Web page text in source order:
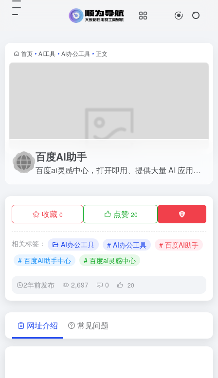
首页 • AI工具 • AI办公工具 • 正文
百度AI助手
百度ai灵感中心，打开即用、提供大量 AI 应用场景的 AI 助手。
收藏 0 点赞 20
相关标签： AI办公工具 # AI办公工具
# 百度AI助手
# 百度AI助手中心
# 百度ai灵感中心
2年前发布 2,697 0 20
网址介绍 常见问题